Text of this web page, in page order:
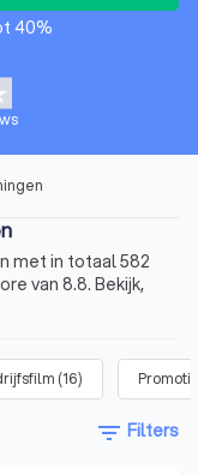
40%
met in totaal 582
van 8.8. Bekijk,
(16)
filter_list Filters